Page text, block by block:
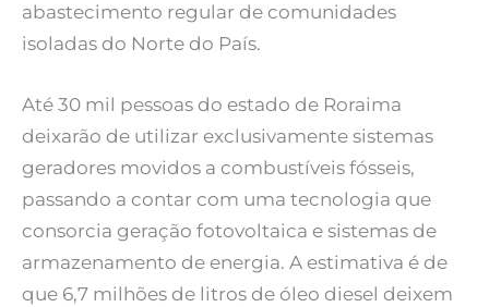
abastecimento regular de comunidades
isoladas do Norte do País.
Até 30 mil pessoas do estado de Roraima
deixarão de utilizar exclusivamente sistemas
geradores movidos a combustíveis fósseis,
passando a contar com uma tecnologia que
consorcia geração fotovoltaica e sistemas de
armazenamento de energia. A estimativa é de
que 6,7 milhões de litros de óleo diesel deixem